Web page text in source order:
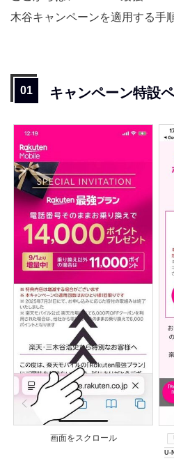
木谷キャンペーンを適用する手
キャンペーン特設
画面をスクロール
U-